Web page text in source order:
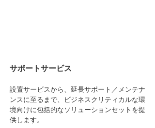
サポートサービス
設置サービスから、延長サポート／メンテナ
ンスに至るまで、ビジネスクリティカルな環
境向けに包括的なソリューションセットを提
供します。